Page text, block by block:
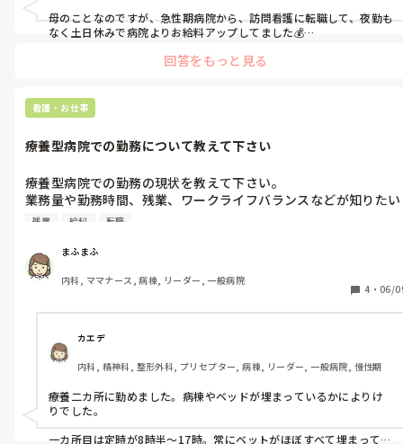
母のことなのですが、急性期病院から、訪問看護に転職して、夜勤も
なく土日休みで病院よりお給料アップしてました💰
職などつくとさらに手当がつく。ボーナスは余裕で訪問看護のほう
ただ、首都圏ではなく地方なのと、民間の病院であることが関係し
ているかもしれません。地元では割と有名な病院でした🏥
参考になれば嬉しいです☺️
回答をもっと見る
看護・お仕事
療養型病院での勤務について教えて下さい
療養型病院での勤務の現状を教えて下さい。
業務量や勤務時間、残業、ワークライフバランスなどが知りたい
です。
残業 給料 転職
まふまふ
内科, ママナース, 病棟, リーダー, 一般病院
4 ・ 06/
カエデ
内科, 精神科, 整形外科, プリセプター, 病棟, リーダー, 一般病院, 慢性期
療養二カ所に勤めました。病棟やベッドが埋まっているかによりけ
りでした。
一カ所目は定時が8時半～17時。常にベットがほぼすべて埋まってい